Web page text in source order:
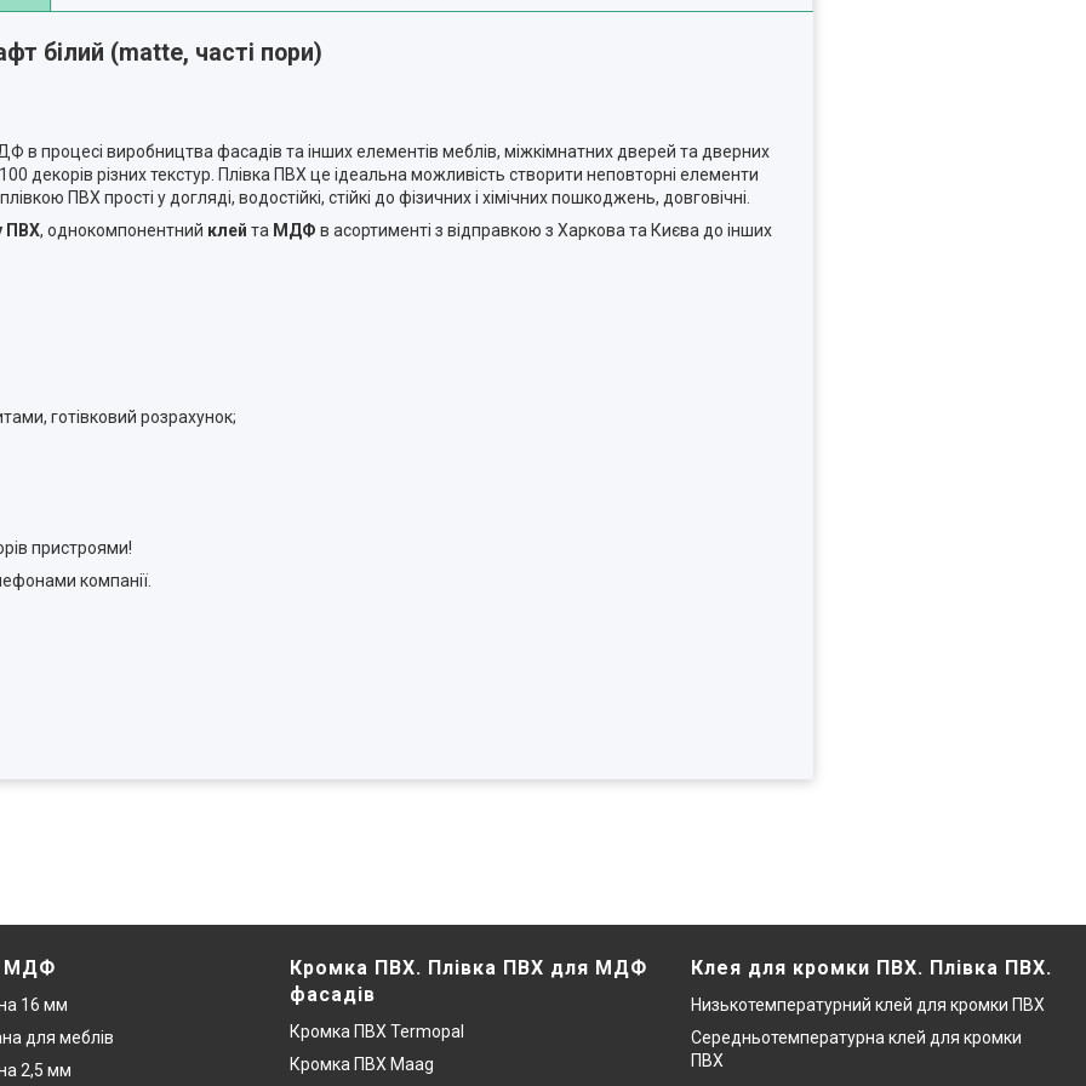
білий (matte, часті пори)
процесі виробництва фасадів та інших елементів меблів, міжкімнатних дверей та дверних
декорів різних текстур. Плівка ПВХ це ідеальна можливість створити неповторні елементи
ПВХ прості у догляді, водостійкі, стійкі до фізичних і хімічних пошкоджень, довговічні.
ПВХ, однокомпонентний клей та МДФ в асортименті з відправкою з Харкова та Києва до інших
готівковий розрахунок;
пристроями!
компанії.
МДФ
16 мм
для меблів
2,5 мм
Кромка ПВХ. Плівка ПВХ для МДФ
фасадів
Кромка ПВХ Termopal
Кромка ПВХ Maag
Клея для кромки ПВХ. Плівка ПВХ.
Низькотемпературний клей для кромки ПВХ
Середньотемпературна клей для кромки
ПВХ